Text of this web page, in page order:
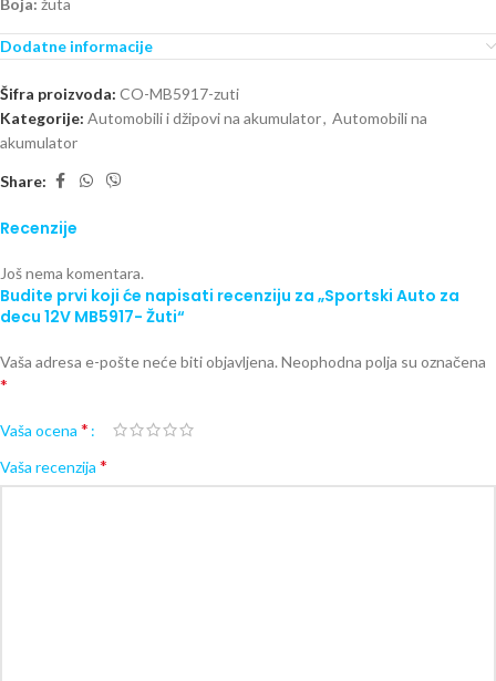
Boja: žuta
Dodatne informacije
Šifra proizvoda: CO-MB5917-zuti
Kategorije: Automobili i džipovi na akumulator, Automobili na
akumulator
Share:
Recenzije
Još nema komentara.
Budite prvi koji će napisati recenziju za „Sportski Auto za
decu 12V MB5917- Žuti“
Vaša adresa e-pošte neće biti objavljena. Neophodna polja su označena
*
Vaša ocena *
Vaša recenzija *